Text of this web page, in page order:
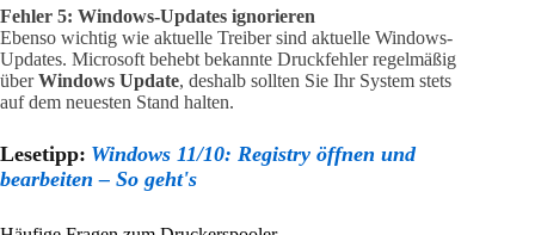
Fehler 5: Windows-Updates ignorieren
Ebenso wichtig wie aktuelle Treiber sind aktuelle Windows-
Updates. Microsoft behebt bekannte Druckfehler regelmäßig
überWindows Update, deshalb sollten Sie Ihr System stets
auf dem neuesten Stand halten.
Lesetipp: Windows 11/10: Registry öffnen und
bearbeiten – So geht's